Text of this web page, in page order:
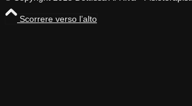
Scorrere verso l’alto